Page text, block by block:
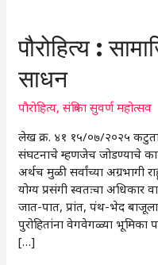
पौरोहित्य :
साधन
पौरोहित्य,संत्रिका सुवर्ण महोत्सव
लेख क्र. ४१ १५/०७/२०२५ कटुता
संघटनाचे म्हणजेच जोडण्याचे काम
अर्थच मुळी सर्वांच्या अग्रभागी
योग्य प्रसंगी स्वतःचा अधिकार
जात-पात, प्रांत, पंथ-भेद
पुरोहितांना वेगवेगळ्या भूमिका
[…]
पौरोहित्य
सामाजिक
समुपदेशनाचे
साधन